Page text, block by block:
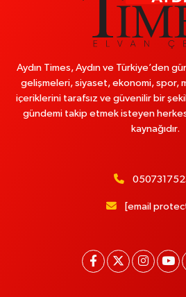
Aydın Times, Aydın ve Türkiye’den
gelişmeleri, siyaset, ekonomi, spor,
içeriklerini tarafsız ve güvenilir bir
gündemi takip etmek isteyen
kaynağıdır.
[email